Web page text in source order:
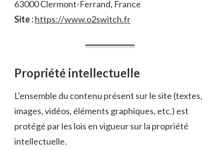
63000 Clermont-Ferrand, France
Site :https://www.o2switch.fr
Propriété intellectuelle
L’ensemble du contenu présent sur le site (textes,
images, vidéos, éléments graphiques, etc.) est
protégé par les lois en vigueur sur la propriété
intellectuelle.